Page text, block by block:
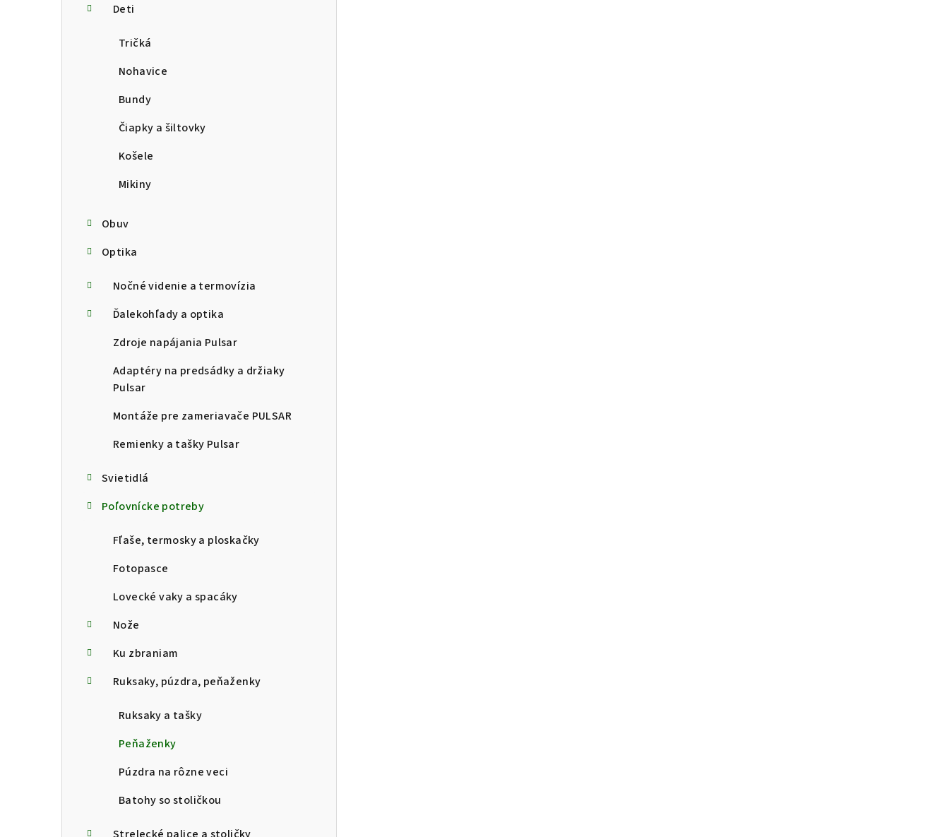
Deti
Tričká
Nohavice
Bundy
Čiapky a šiltovky
Košele
Mikiny
Obuv
Optika
Nočné videnie a termovízia
Ďalekohľady a optika
Zdroje napájania Pulsar
Adaptéry na predsádky a držiaky
Pulsar
Montáže pre zameriavače PULSAR
Remienky a tašky Pulsar
Svietidlá
Poľovnícke potreby
Fľaše, termosky a ploskačky
Fotopasce
Lovecké vaky a spacáky
Nože
Ku zbraniam
Ruksaky, púzdra, peňaženky
Ruksaky a tašky
Peňaženky
Púzdra na rôzne veci
Batohy so stoličkou